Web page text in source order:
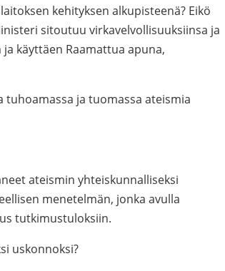
kehityksen alkupisteenä? Eikö
sitoutuu virkavelvollisuuksiinsa ja
käyttäen Raamattua apuna,
tuhoamassa ja tuomassa ateismia
ateismin yhteiskunnalliseksi
menetelmän, jonka avulla
tutkimustuloksiin.
uskonnoksi?